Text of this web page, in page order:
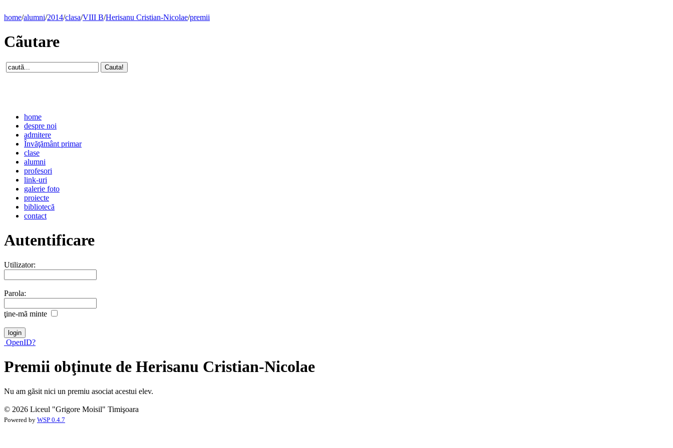
home/alumni/2014/clasa/VIII B/Herisanu Cristian-Nicolae/premii
Cãutare
home
despre noi
admitere
Învăţământ primar
clase
alumni
profesori
link-uri
galerie foto
proiecte
bibliotecă
contact
Autentificare
Utilizator:
Parola:
ţine-mã minte
OpenID?
Premii obţinute de Herisanu Cristian-Nicolae
Nu am gãsit nici un premiu asociat acestui elev.
© 2026 Liceul "Grigore Moisil" Timişoara
Powered by WSP 0.4.7